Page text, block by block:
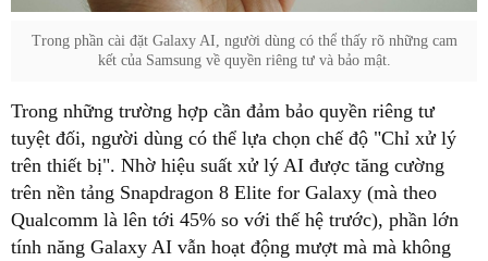
Trong phần cài đặt Galaxy AI, người dùng có thể thấy rõ những cam
kết của Samsung về quyền riêng tư và bảo mật.
Trong những trường hợp cần đảm bảo quyền riêng tư
tuyệt đối, người dùng có thể lựa chọn chế độ "Chỉ xử lý
trên thiết bị". Nhờ hiệu suất xử lý AI được tăng cường
trên nền tảng Snapdragon 8 Elite for Galaxy (mà theo
Qualcomm là lên tới 45% so với thế hệ trước), phần lớn
tính năng Galaxy AI vẫn hoạt động mượt mà mà không